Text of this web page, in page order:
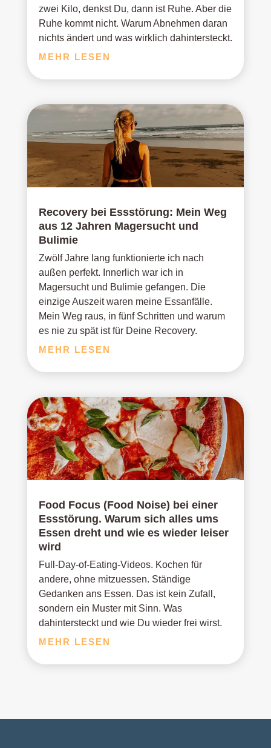
zwei Kilo, denkst Du, dann ist Ruhe. Aber die
Ruhe kommt nicht. Warum Abnehmen daran
nichts ändert und was wirklich dahintersteckt.
MEHR LESEN
Recovery bei Essstörung: Mein Weg
aus 12 Jahren Magersucht und
Bulimie
Zwölf Jahre lang funktionierte ich nach
außen perfekt. Innerlich war ich in
Magersucht und Bulimie gefangen. Die
einzige Auszeit waren meine Essanfälle.
Mein Weg raus, in fünf Schritten und warum
es nie zu spät ist für Deine Recovery.
MEHR LESEN
Food Focus (Food Noise) bei einer
Essstörung. Warum sich alles ums
Essen dreht und wie es wieder leiser
wird
Full-Day-of-Eating-Videos. Kochen für
andere, ohne mitzuessen. Ständige
Gedanken ans Essen. Das ist kein Zufall,
sondern ein Muster mit Sinn. Was
dahintersteckt und wie Du wieder frei wirst.
MEHR LESEN